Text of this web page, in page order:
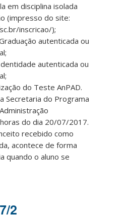
em disciplina isolada
(impresso do site:
inscricao/);
autenticada ou
autenticada ou
do Teste AnPAD.
Secretaria do Programa
do dia 20/07/2017.
recebido como
acontece de forma
quando o aluno se
2